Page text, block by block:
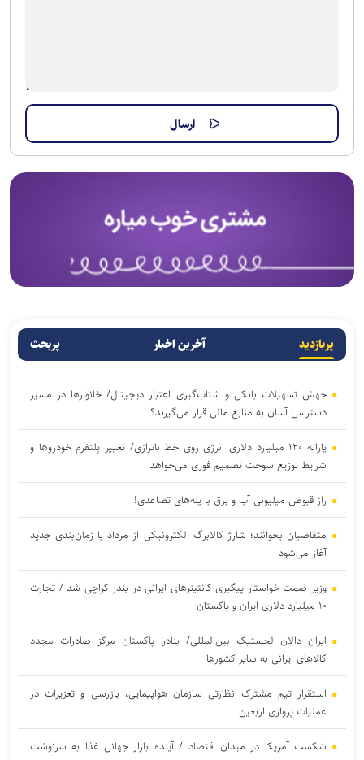
پربازدید آخرین اخبار پربحث
جهش تسهیلات بانکی و شتاب‌گیری اعتبار دیجیتال/ خانوار‌ها در مسیر
دسترسی آسان‌ به منابع مالی قرار می‌گیرند؟
یارانه ۱۲۰ میلیارد دلاری انرژی روی خط ناترازی/ تغییر پلتفرم خودروها و
شرایط توزیع سوخت تصمیم فوری می‌خواهد
راز قبوض میلیونی آب و برق با پله‌های تصاعدی!
متقاضیان بخوانند؛ شارژ کالابرگ الکترونیکی از مرداد با زمان‌بندی جدید
آغاز می‌شود
وزیر صمت خواستار پیگیری کانتینر‌های ایرانی در بندر کراچی شد / تجارت
۱۰ میلیارد دلاری ایران و پاکستان
ایران دالان‌ لجستیک بین‌المللی/ بنادر پاکستان مرکز صادرات مجدد
کالاهای ایرانی به سایر کشورها
استقرار تیم مشترک نظارتی سازمان هواپیمایی، بازرسی و تعزیرات در
عملیات پروازی اربعین
شکست آمریکا در میدان اقتصاد / آینده بازار جهانی غذا به سرنوشت